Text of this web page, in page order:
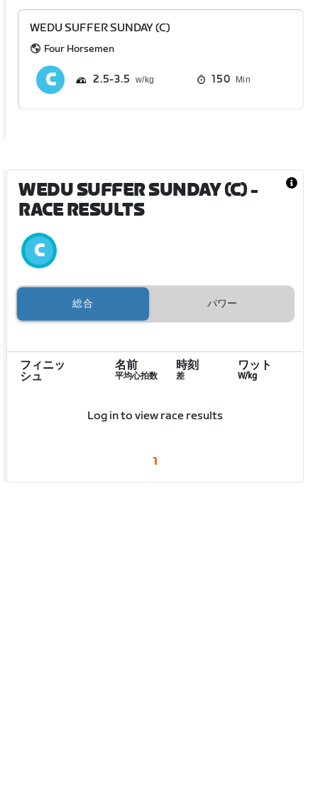
WEDU SUFFER SUNDAY (C)
Four Horsemen
2.5 3.5 150 Min
WEDU SUFFER SUNDAY (C)-
RACE RESULTS
総合 パワー
フィニッ
シュ
名前
平均心拍数
時刻
差
ワット
W/kg
Log in to view race results
1